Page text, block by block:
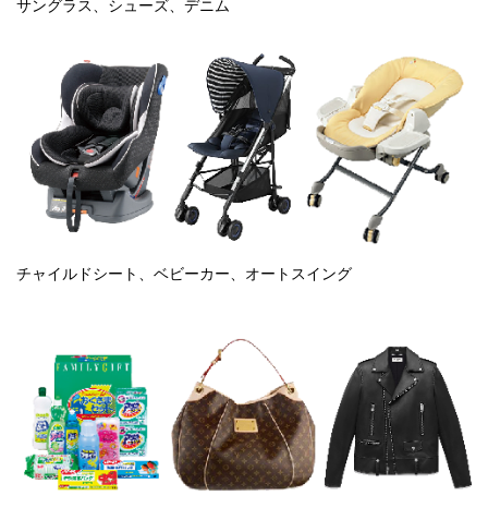
サングラス、シューズ、デニム
チャイルドシート、ベビーカー、オートスイング